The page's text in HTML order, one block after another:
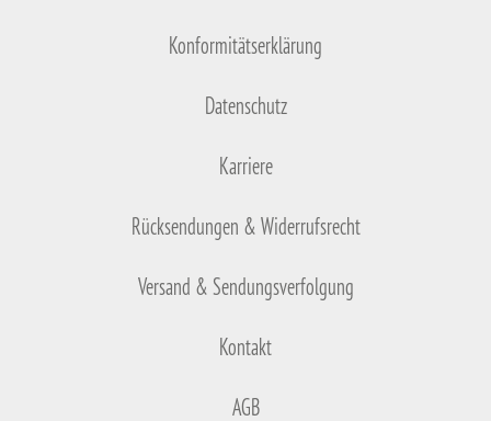
Konformitätserklärung
Datenschutz
Karriere
Rücksendungen & Widerrufsrecht
Versand & Sendungsverfolgung
Kontakt
AGB